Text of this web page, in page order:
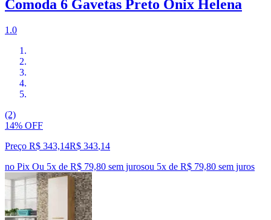
Comoda 6 Gavetas Preto Onix Helena
1.0
(2)
14% OFF
Preço R$ 343,14R$ 343,14
no Pix Ou 5x de R$ 79,80 sem jurosou 5x de R$ 79,80 sem juros